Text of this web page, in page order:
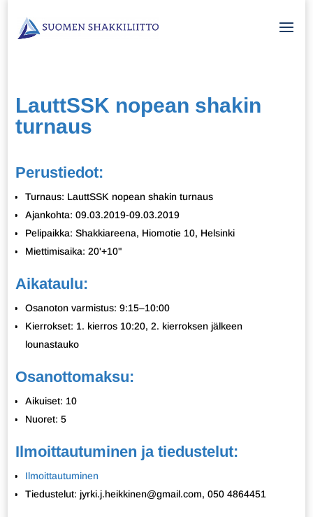
LauttSSK nopean shakin
turnaus
Perustiedot:
Turnaus: LauttSSK nopean shakin turnaus
Ajankohta: 09.03.2019-09.03.2019
Pelipaikka: Shakkiareena, Hiomotie 10, Helsinki
Miettimisaika: 20'+10"
Aikataulu:
Osanoton varmistus: 9:15–10:00
Kierrokset: 1. kierros 10:20, 2. kierroksen jälkeen
lounastauko
Osanottomaksu:
Aikuiset: 10
Nuoret: 5
Ilmoittautuminen ja tiedustelut:
Ilmoittautuminen
Tiedustelut: jyrki.j.heikkinen@gmail.com, 050 4864451